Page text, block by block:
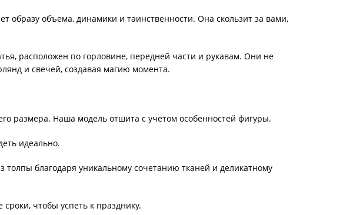
образу объема, динамики и таинственности. Она скользит за вами,
расположен по горловине, передней части и рукавам. Они не
и свечей, создавая магию момента.
размера. Наша модель отшита с учетом особенностей фигуры.
идеально.
толпы благодаря уникальному сочетанию тканей и деликатному
чтобы успеть к празднику.